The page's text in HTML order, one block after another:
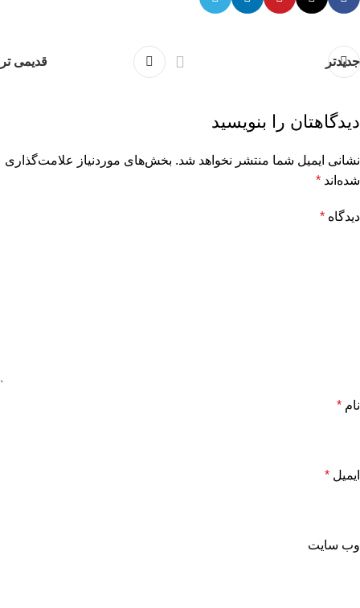
جدیدتر قدیمی تر
دیدگاهتان را بنویسید
نشانی ایمیل شما منتشر نخواهد شد. بخش‌های موردنیاز علامت‌گذاری
شده‌اند *
دیدگاه *
نام *
ایمیل *
وب‌ سایت